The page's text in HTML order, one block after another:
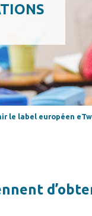
le label européen